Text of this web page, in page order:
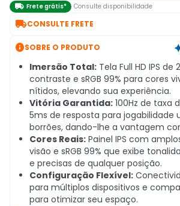
 Frete grátis* Consulte disponibilidade
CONSULTE FRETE
SOBRE O PRODUTO
Imersão Total: Tela Full HD IPS
contraste e sRGB 99% para cores
nítidos, elevando sua experiência.
Vitória Garantida: 100Hz de taxa
5ms de resposta para jogabilidade
borrões, dando-lhe a vantagem
Cores Reais: Painel IPS com
visão e sRGB 99% que exibe
e precisas de qualquer posição.
Configuração Flexível:
para múltiplos dispositivos e
para otimizar seu espaço.